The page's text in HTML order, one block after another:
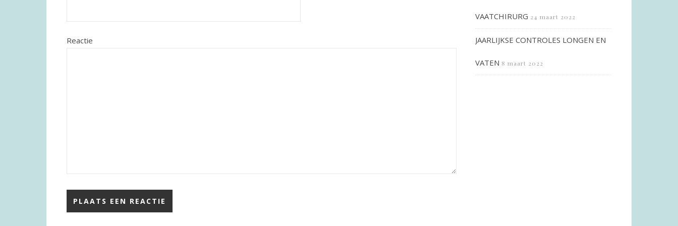
Reactie
VAATCHIRURG 24 maart 2022
JAARLIJKSE CONTROLES LONGEN EN
VATEN 8 maart 2022